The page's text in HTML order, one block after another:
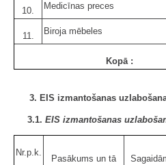
10. Medicīnas preces
11. Biroja mēbeles
Kopā :
3. EIS izmantošanas
3.1. EIS izmantošanas
Nr.p.k.
Pasākums un tā